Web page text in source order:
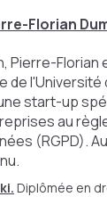
Florian
Pierre-Florian
de l'Université
start-up
au
(RGPD).
Diplômée en